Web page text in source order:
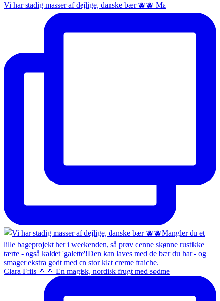
Vi har stadig masser af dejlige, danske bær 🫐🫐 Ma
Clara Friis 🍐🍐 En magisk, nordisk frugt med sødme